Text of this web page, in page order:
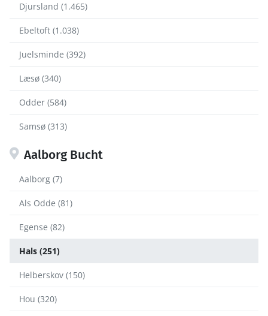
Djursland (1.465)
Ebeltoft (1.038)
Juelsminde (392)
Læsø (340)
Odder (584)
Samsø (313)
Aalborg Bucht
Aalborg (7)
Als Odde (81)
Egense (82)
Hals (251)
Helberskov (150)
Hou (320)